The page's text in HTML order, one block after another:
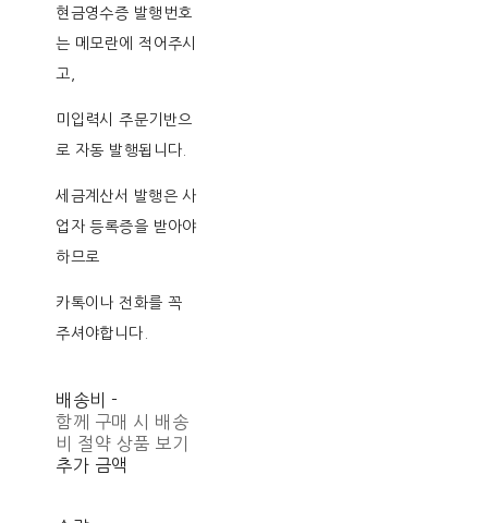
현금영수증 발행번호
는 메모란에 적어주시
고,
미입력시 주문기반으
로 자동 발행됩니다.
세금계산서 발행은 사
업자 등록증을 받아야
하므로
카톡이나 전화를 꼭
주셔야합니다.
배송비 -
함께 구매 시 배송
비 절약 상품 보기
추가 금액